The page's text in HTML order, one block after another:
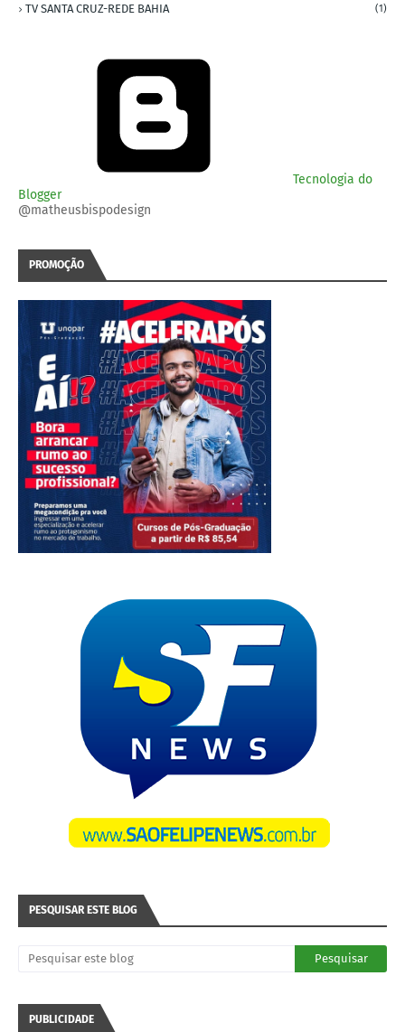
TV SANTA CRUZ-REDE BAHIA (1)
Tecnologia do
Blogger
@matheusbispodesign
PROMOÇÃO
PESQUISAR ESTE BLOG
PUBLICIDADE